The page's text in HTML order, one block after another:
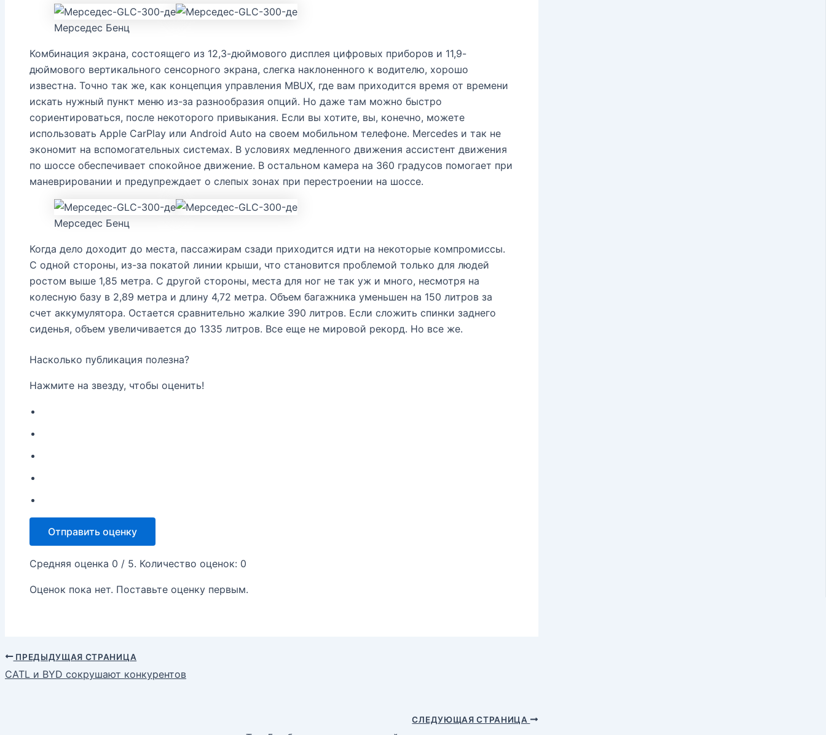
Мерседес Бенц
Комбинация экрана, состоящего из 12,3-дюймового дисплея цифровых приборов и 11,9-
дюймового вертикального сенсорного экрана, слегка наклоненного к водителю, хорошо
известна. Точно так же, как концепция управления MBUX, где вам приходится время от времени
искать нужный пункт меню из-за разнообразия опций. Но даже там можно быстро
сориентироваться, после некоторого привыкания. Если вы хотите, вы, конечно, можете
использовать Apple CarPlay или Android Auto на своем мобильном телефоне. Mercedes и так не
экономит на вспомогательных системах. В условиях медленного движения ассистент движения
по шоссе обеспечивает спокойное движение. В остальном камера на 360 градусов помогает при
маневрировании и предупреждает о слепых зонах при перестроении на шоссе.
Мерседес Бенц
Когда дело доходит до места, пассажирам сзади приходится идти на некоторые компромиссы.
С одной стороны, из-за покатой линии крыши, что становится проблемой только для людей
ростом выше 1,85 метра. С другой стороны, места для ног не так уж и много, несмотря на
колесную базу в 2,89 метра и длину 4,72 метра. Объем багажника уменьшен на 150 литров за
счет аккумулятора. Остается сравнительно жалкие 390 литров. Если сложить спинки заднего
сиденья, объем увеличивается до 1335 литров. Все еще не мировой рекорд. Но все же.
Насколько публикация полезна?
Нажмите на звезду, чтобы оценить!
Отправить оценку
Средняя оценка 0 / 5. Количество оценок: 0
Оценок пока нет. Поставьте оценку первым.
ПРЕДЫДУЩАЯ СТРАНИЦА
CATL и BYD сокрушают конкурентов
СЛЕДУЮЩАЯ СТРАНИЦА